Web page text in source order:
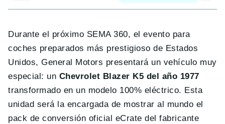
Durante el próximo SEMA 360, el evento para
coches preparados más prestigioso de Estados
Unidos, General Motors presentará un vehículo muy
especial: un Chevrolet Blazer K5 del año 1977
transformado en un modelo 100% eléctrico. Esta
unidad será la encargada de mostrar al mundo el
pack de conversión oficial eCrate del fabricante